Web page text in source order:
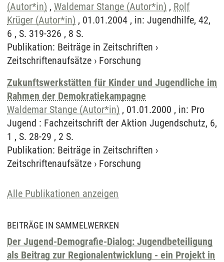
(Autor*in) , Waldemar Stange (Autor*in) , Rolf
Krüger (Autor*in) , 01.01.2004 , in: Jugendhilfe, 42,
6 , S. 319-326 , 8 S.
Publikation: Beiträge in Zeitschriften ›
Zeitschriftenaufsätze › Forschung
Zukunftswerkstätten für Kinder und Jugendliche im
Rahmen der Demokratiekampagne
Waldemar Stange (Autor*in) , 01.01.2000 , in: Pro
Jugend : Fachzeitschrift der Aktion Jugendschutz, 6,
1 , S. 28-29 , 2 S.
Publikation: Beiträge in Zeitschriften ›
Zeitschriftenaufsätze › Forschung
Alle Publikationen anzeigen
BEITRÄGE IN SAMMELWERKEN
Der Jugend-Demografie-Dialog: Jugendbeteiligung
als Beitrag zur Regionalentwicklung - ein Projekt in